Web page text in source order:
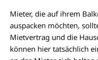
Mieter, die auf ihrem
auspacken möchten,
Mietvertrag und die
können hier tatsächlich